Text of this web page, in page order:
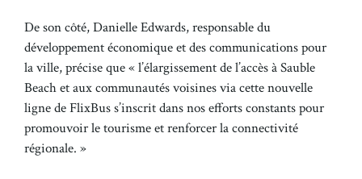
De son côté, Danielle Edwards, responsable du
développement économique et des communications pour
la ville, précise que « l’élargissement de l’accès à Sauble
Beach et aux communautés voisines via cette nouvelle
ligne de FlixBus s’inscrit dans nos efforts constants pour
promouvoir le tourisme et renforcer la connectivité
régionale. »